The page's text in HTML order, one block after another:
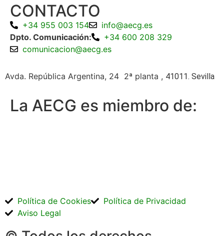
CONTACTO
+34 955 003 154
info@aecg.es
Dpto. Comunicación:
+34 600 208 329
comunicacion@aecg.es
Avda. República Argentina, 24 2ª planta , 41011. Sevilla
La AECG es miembro de:
Política de Cookies
Política de Privacidad
Aviso Legal